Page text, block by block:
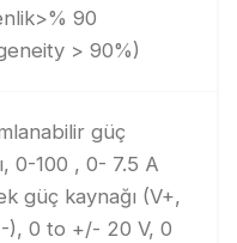
90
> 90%)
güç
0-100 , 0- 7.5 A
güç kaynağı (V+,
), 0 to +/- 20 V, 0